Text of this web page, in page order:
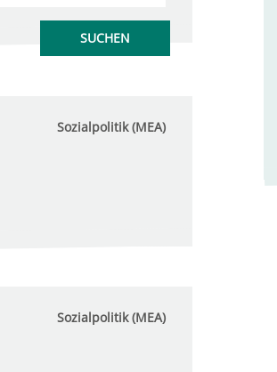
Sozialpolitik (MEA)
Sozialpolitik (MEA)